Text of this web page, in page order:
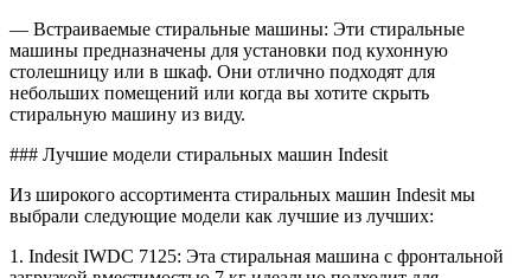
— Встраиваемые стиральные машины: Эти стиральные
машины предназначены для установки под кухонную
столешницу или в шкаф. Они отлично подходят для
небольших помещений или когда вы хотите скрыть
стиральную машину из виду.
### Лучшие модели стиральных машин Indesit
Из широкого ассортимента стиральных машин Indesit мы
выбрали следующие модели как лучшие из лучших:
1. Indesit IWDC 7125: Эта стиральная машина с фронтальной